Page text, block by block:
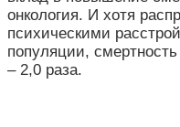
онкология. И хотя
психическими
популяции,
– 2,0 раза.